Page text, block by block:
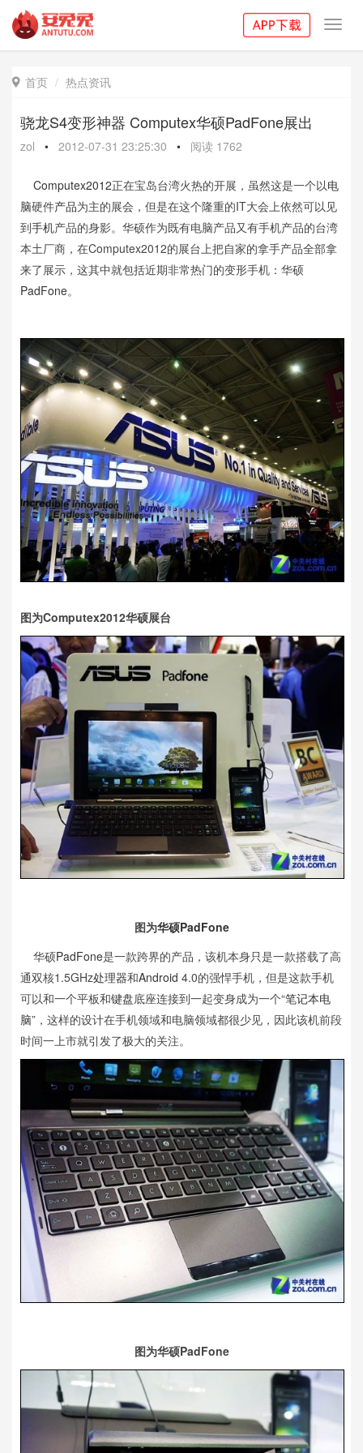
 首页 热点资讯
骁龙S4变形神器 Computex华硕PadFone展出
zol • 2012-07-31 23:25:30 • 阅读 1762
Computex2012正在宝岛台湾火热的开展，虽然这是一个以电
脑硬件产品为主的展会，但是在这个隆重的IT大会上依然可以见
到手机产品的身影。华硕作为既有电脑产品又有手机产品的台湾
本土厂商，在Computex2012的展台上把自家的拿手产品全部拿
来了展示，这其中就包括近期非常热门的变形手机：华硕
PadFone。
图为Computex2012华硕展台
图为华硕PadFone
华硕PadFone是一款跨界的产品，该机本身只是一款搭载了高
通双核1.5GHz处理器和Android 4.0的强悍手机，但是这款手机
可以和一个平板和键盘底座连接到一起变身成为一个“笔记本电
脑”，这样的设计在手机领域和电脑领域都很少见，因此该机前段
时间一上市就引发了极大的关注。
图为华硕PadFone